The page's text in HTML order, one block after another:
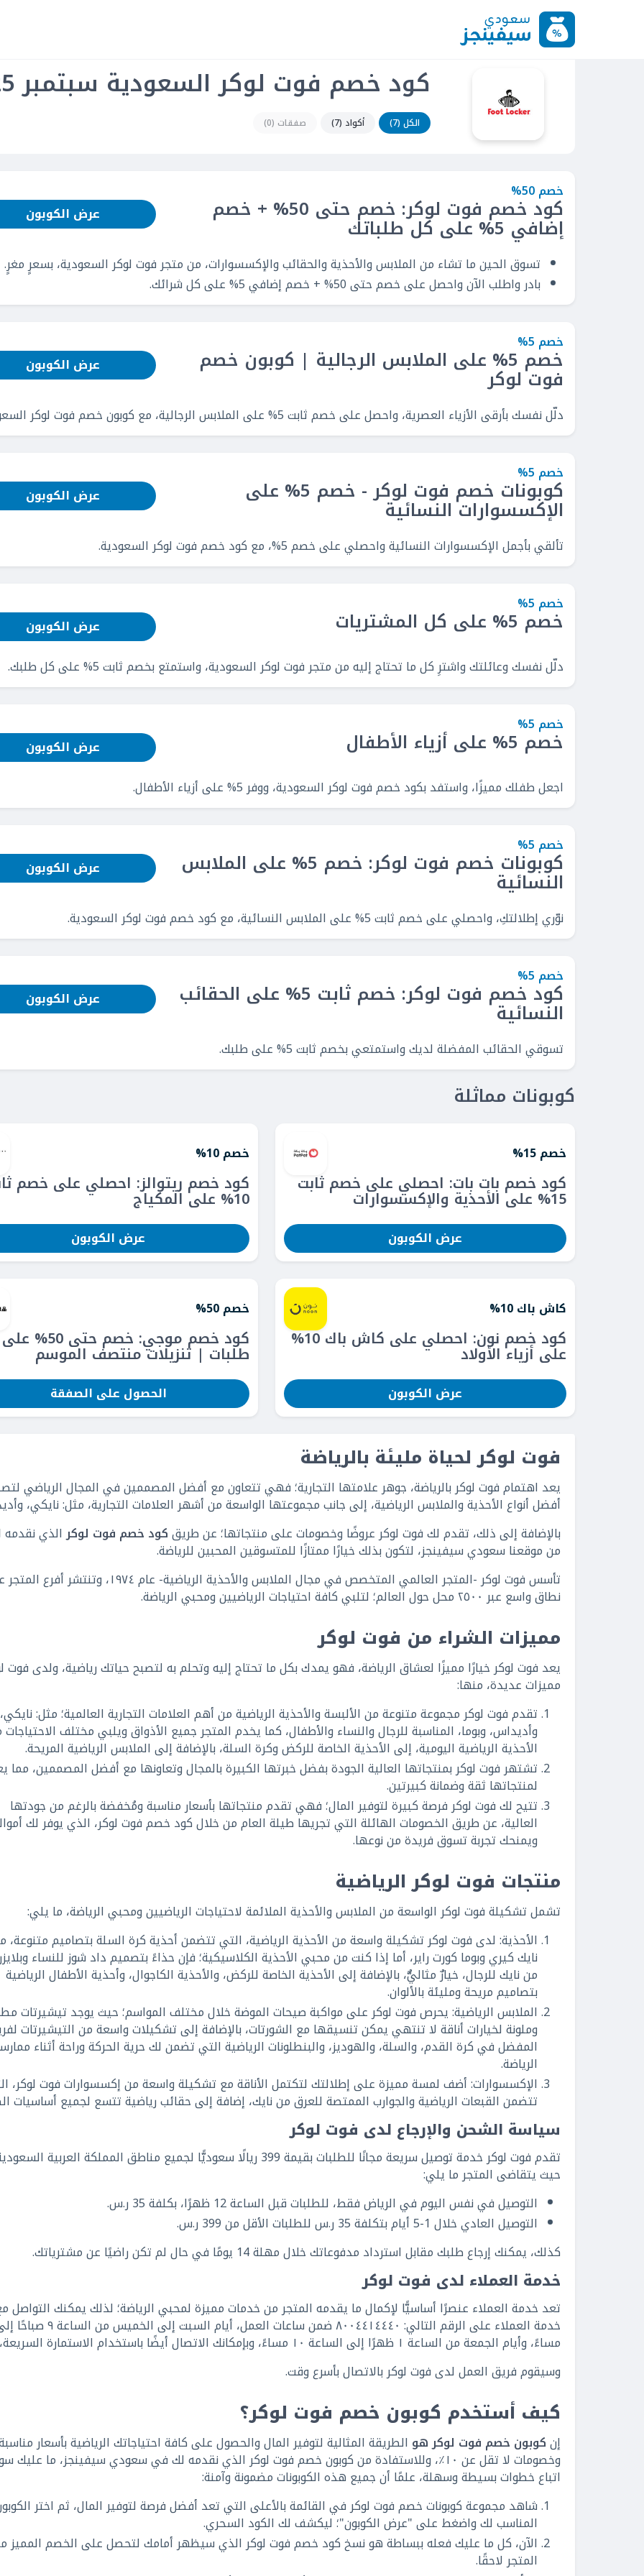
كود خصم فوت لوكر السعودية سبتمبر 2025
الكل (7) أكواد (7) صفقات (0)
خصم 50%
كود خصم فوت لوكر: خصم حتى 50% + خصم
إضافي 5% على كل طلباتك عرض الكوبون
تسوق الحين ما تشاء من الملابس والأحذية والحقائب والإكسسوارات، من متجر فوت لوكر السعودية، بسعرٍ مغرٍ.
بادر واطلب الآن واحصل على خصم حتى 50% + خصم إضافي 5% على كل شرائك.
خصم 5%
خصم 5% على الملابس الرجالية | كوبون خصم
فوت لوكر عرض الكوبون
دلّل نفسك بأرقى الأزياء العصرية، واحصل على خصم ثابت 5% على الملابس الرجالية، مع كوبون خصم فوت لوكر السعودية.
خصم 5%
كوبونات خصم فوت لوكر - خصم 5% على
الإكسسوارات النسائية عرض الكوبون
تألقي بأجمل الإكسسوارات النسائية واحصلي على خصم 5%، مع كود خصم فوت لوكر السعودية.
خصم 5%
خصم 5% على كل المشتريات
عرض الكوبون
دلّل نفسك وعائلتك واشترِ كل ما تحتاج إليه من متجر فوت لوكر السعودية، واستمتع بخصم ثابت 5% على كل طلبك.
خصم 5%
خصم 5% على أزياء الأطفال
عرض الكوبون
اجعل طفلك مميزًا، واستفد بكود خصم فوت لوكر السعودية، ووفر 5% على أزياء الأطفال.
خصم 5%
كوبونات خصم فوت لوكر: خصم 5% على الملابس
النسائية عرض الكوبون
نوّري إطلالتكِ، واحصلي على خصم ثابت 5% على الملابس النسائية، مع كود خصم فوت لوكر السعودية.
خصم 5%
كود خصم فوت لوكر: خصم ثابت 5% على الحقائب
النسائية عرض الكوبون
تسوقي الحقائب المفضلة لديك واستمتعي بخصم ثابت 5% على طلبك.
كوبونات مماثلة
خصم 15%
كود خصم بات بات: احصلي على خصم ثابت
15% على الأحذية والإكسسوارات
عرض الكوبون
خصم 10%
كود خصم ريتوالز: احصلي على خصم
10% على المكياج
عرض الكوبون
كاش باك 10%
كود خصم نون: احصلي على كاش باك 10%
على أزياء الأولاد
عرض الكوبون
خصم 50%
كود خصم موجي: خصم
طلبات | تنزيلات منتصف الموسم
الحصول على الصفقة
فوت لوكر لحياة مليئة بالرياضة
يعد اهتمام فوت لوكر بالرياضة، جوهر علامتها التجارية؛ فهي تتعاون مع أفضل المصممين في المجال الرياضي
أفضل أنواع الأحذية والملابس الرياضية، إلى جانب مجموعتها الواسعة من أشهر العلامات التجارية، مثل: نايكي،
بالإضافة إلى ذلك، تقدم لك فوت لوكر عروضًا وخصومات على منتجاتها؛ عن طريقكود خصم فوت لوكرالذي نقدمه
من موقعنا سعودي سيفينجز، لتكون بذلك خيارًا ممتازًا للمتسوقين المحبين للرياضة.
تأسس فوت لوكر -المتجر العالمي المتخصص في مجال الملابس والأحذية الرياضية- عام ١٩٧٤،
نطاق واسع عبر ٢٥٠٠ محل حول العالم؛ لتلبي كافة احتياجات الرياضيين ومحبي الرياضة.
مميزات الشراء من فوت لوكر
يعد فوت لوكر خيارًا مميزًا لعشاق الرياضة، فهو يمدك بكل ما تحتاج إليه وتحلم به لتصبح حياتك رياضية، ولدى فوت
مميزات عديدة، منها:
تقدم فوت لوكر مجموعة متنوعة من الألبسة والأحذية الرياضية من أهم العلامات التجارية العالمية؛ مثل: نايكي،
وأديداس، وبوما، المناسبة للرجال والنساء والأطفال، كما يخدم المتجر جميع الأذواق ويلبي مختلف
الأحذية الرياضية اليومية، إلى الأحذية الخاصة للركض وكرة السلة، بالإضافة إلى الملابس الرياضية المريحة.
تشتهر فوت لوكر بمنتجاتها العالية الجودة بفضل خبرتها الكبيرة بالمجال وتعاونها مع أفضل المصممين،
لمنتجاتها ثقة وضمانة كبيرتين.
تتيح لك فوت لوكر فرصة كبيرة لتوفير المال؛ فهي تقدم منتجاتها بأسعار مناسبة ومُخفضة بالرغم من جودتها
العالية، عن طريق الخصومات الهائلة التي تجريها طيلة العام من خلال كود خصم فوت لوكر، الذي يوفر لك
ويمنحك تجربة تسوق فريدة من نوعها.
منتجات فوت لوكر الرياضية
تشمل تشكيلة فوت لوكر الواسعة من الملابس والأحذية الملائمة لاحتياجات الرياضيين ومحبي الرياضة، ما يلي:
الأحذية: لدى فوت لوكر تشكيلة واسعة من الأحذية الرياضية، التي تتضمن أحذية كرة السلة بتصاميم متنوعة،
نايك كيري وبوما كورت راير، أما إذا كنت من محبي الأحذية الكلاسيكية؛ فإن حذاءً بتصميم داد شوز للنساء
من نايك للرجال، خيارٌ مثاليٌّ، بالإضافة إلى الأحذية الخاصة للركض، والأحذية الكاجوال، وأحذية الأطفال الرياضية
بتصاميم مريحة ومليئة بالألوان.
الملابس الرياضية: يحرص فوت لوكر على مواكبة صيحات الموضة خلال مختلف المواسم؛ حيث يوجد تيشيرتات
وملونة لخيارات أناقة لا تنتهي يمكن تنسيقها مع الشورتات، بالإضافة إلى تشكيلات واسعة من التيشيرتات
المفضل في كرة القدم، والسلة، والهوديز، والبنطلونات الرياضية التي تضمن لك حرية الحركة وراحة أثناء
الرياضة.
الإكسسوارات: أضف لمسة مميزة على إطلالتك لتكتمل الأناقة مع تشكيلة واسعة من إكسسوارات فوت لوكر،
تتضمن القبعات الرياضية والجوارب الممتصة للعرق من نايك، إضافة إلى حقائب رياضية تتسع لجميع أساسيات
سياسة الشحن والإرجاع لدى فوت لوكر
تقدم فوت لوكر خدمة توصيل سريعة مجانًا للطلبات بقيمة 399 ريالًا سعوديًّا لجميع مناطق المملكة العربية
حيث يتقاضى المتجر ما يلي:
التوصيل في نفس اليوم في الرياض فقط، للطلبات قبل الساعة 12 ظهرًا، بكلفة 35 ر.س.
التوصيل العادي خلال 1-5 أيام بتكلفة 35 ر.س للطلبات الأقل من 399 ر.س.
كذلك، يمكنك إرجاع طلبك مقابل استرداد مدفوعاتك خلال مهلة 14 يومًا في حال لم تكن راضيًا عن مشترياتك.
خدمة العملاء لدى فوت لوكر
تعد خدمة العملاء عنصرًا أساسيًّا لإكمال ما يقدمه المتجر من خدمات مميزة لمحبي الرياضة؛ لذلك يمكنك التواصل
مساءً، وأيام الجمعة من الساعة ١ ظهرًا إلى الساعة ١٠ مساءً، وبإمكانك الاتصال أيضًا باستخدام الاستمارة السريعة،
وسيقوم فريق العمل لدى فوت لوكر بالاتصال بأسرع وقت.
كيف أستخدم كوبون خصم فوت لوكر؟
إنكوبون خصم فوت لوكر هو الطريقة المثالية لتوفير المال والحصول على كافة احتياجاتك الرياضية بأسعار
وخصومات لا تقل عن ١٠٪، وللاستفادة من كوبون خصم فوت لوكر الذي نقدمه لك في سعودي سيفينجز، ما عليك
اتباع خطوات بسيطة وسهلة، علمًا أن جميع هذه الكوبونات مضمونة وآمنة:
شاهد مجموعة كوبونات خصم فوت لوكر في القائمة بالأعلى التي تعد أفضل فرصة لتوفير المال، ثم اختر
المناسب لك واضغط على "عرض الكوبون"؛ ليكشف لك الكود السحري.
الآن، كل ما عليك فعله ببساطة هو نسخ كود خصم فوت لوكر الذي سيظهر أمامك لتحصل على الخصم المميز
المتجر لاحقًا.